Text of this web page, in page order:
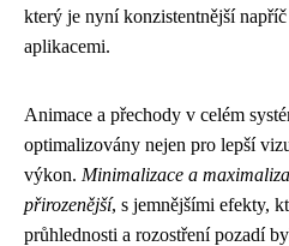
který je nyní konzistentnější
aplikacemi.
Animace a přechody v celém
optimalizovány nejen pro lepší
výkon. Minimalizace a
přirozenější, s jemnějšími efekty,
průhlednosti a rozostření pozadí